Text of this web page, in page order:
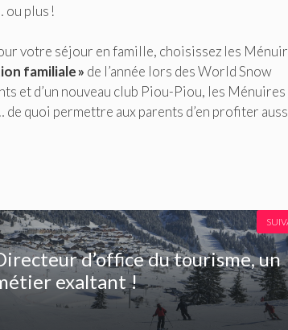
ou plus !
votre séjour en famille, choisissez les
familiale » de l’année lors des World Snow
et d’un nouveau club Piou-Piou, les Ménuires
quoi permettre aux parents d’en profiter
d’office du tourisme, un
exaltant !